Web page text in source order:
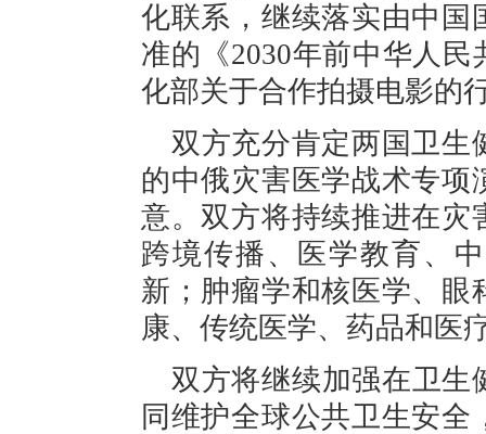
化联系，继续落实由中国
准的《2030年前中华人
化部关于合作拍摄电影的
双方充分肯定两国卫生
的中俄灾害医学战术专项
意。双方将持续推进在灾
跨境传播、医学教育、
新；肿瘤学和核医学、眼
康、传统医学、药品和医
双方将继续加强在卫生
同维护全球公共卫生安